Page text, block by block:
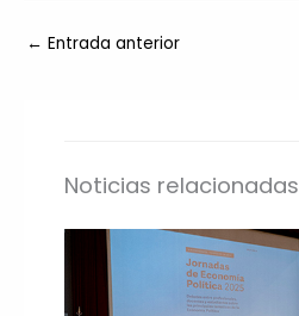
← Entrada anterior
Noticias relacionadas